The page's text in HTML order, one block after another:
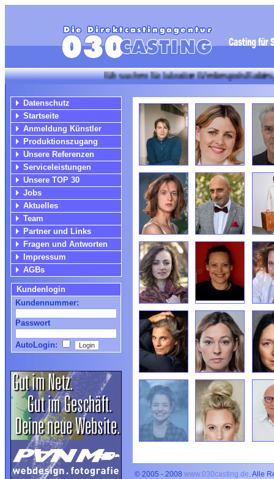
Wir suchen für lukrative Werbespots Babies, Kinder
Datenschutz
Startseite
Anmeldung Künstler
Produktionszugang
Unsere Referenzen
Serviceleistungen
Unsere TOP 30
Jobs
Aktuelles
Team
Partner und Links
Fragen und Antworten
Impressum
AGBs
Kundenlogin
Kundennummer:
Passwort
AutoLogin:
© 2005 - 2008 www.030casting.de. Alle